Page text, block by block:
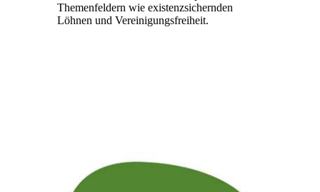
Themenfeldern wie existenzsichernden
Löhnen und Vereinigungsfreiheit.